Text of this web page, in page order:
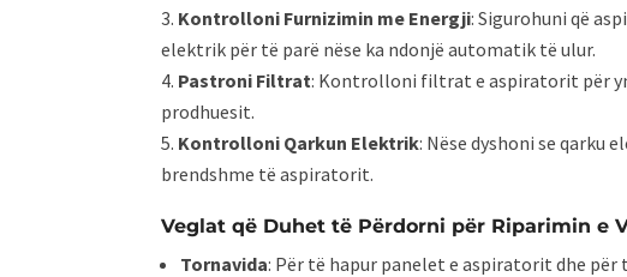
Kontrolloni Furnizimin me Energji: Sigurohuni që
elektrik për të parë nëse ka ndonjë automatik të ulur.
Pastroni Filtrat: Kontrolloni filtrat e aspiratorit për
prodhuesit.
Kontrolloni Qarkun Elektrik: Nëse dyshoni se
brendshme të aspiratorit.
Veglat që Duhet të Përdorni për Riparimin e
Tornavida: Për të hapur panelet e aspiratorit dhe për